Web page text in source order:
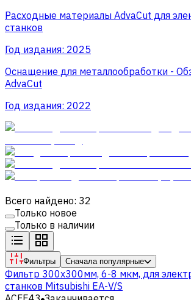
Расходные материалы AdvaCut для
станков
Год издания: 2025
Оснащение для металлообработки -
AdvaCut
Год издания: 2022
Всего найдено: 32
Только новое
Только в наличии
Фильтры Сначала популярные
Фильтр 300x300мм, 6-8 мкм, для
станков Mitsubishi EA-V/S